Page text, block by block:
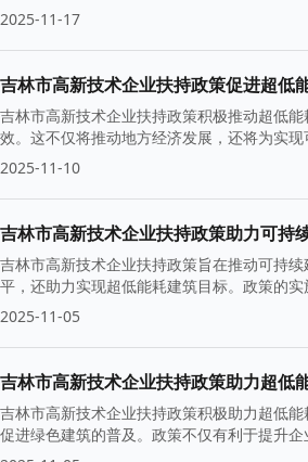
2025-11-17
吉林市高新技术企业扶持政策促进超低
吉林市高新技术企业扶持政策积极推动超低
效。这不仅将推动地方经济发展，还将为实
2025-11-10
吉林市高新技术企业扶持政策助力可持
吉林市高新技术企业扶持政策旨在推动可持
平，还助力实现超低能耗建筑目标。政策的
2025-11-05
吉林市高新技术企业扶持政策助力超低
吉林市高新技术企业扶持政策积极助力超低
促进绿色建筑的普及。政策不仅有利于提升